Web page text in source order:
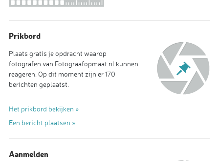
Prikbord
Plaats gratis je opdracht waarop
fotografen van Fotograafopmaat.nl kunnen
reageren. Op dit moment zijn er 170
berichten geplaatst.
Het prikbord bekijken »
Een bericht plaatsen »
Aanmelden